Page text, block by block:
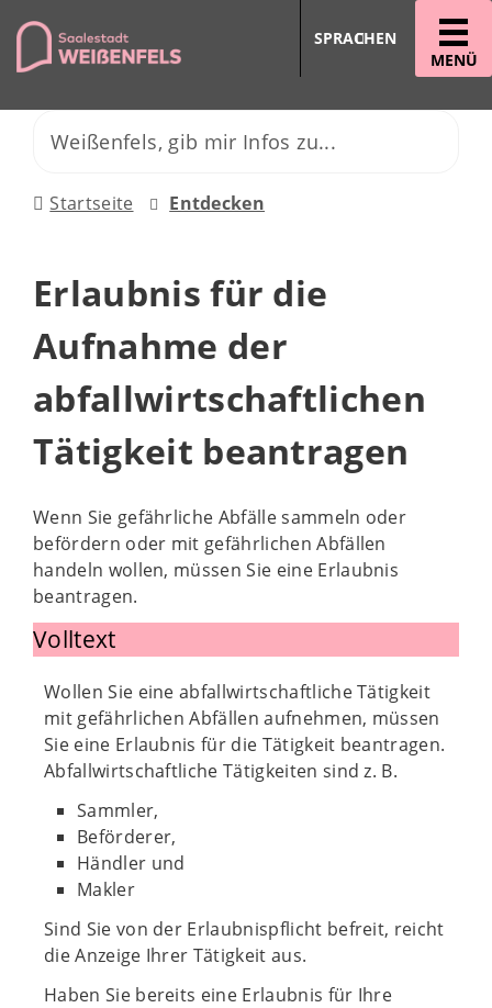
MENÜ
SPRACHEN
Startseite Entdecken
Erlaubnis für die
Aufnahme der
abfallwirtschaftlichen
Tätigkeit beantragen
Wenn Sie gefährliche Abfälle sammeln oder
befördern oder mit gefährlichen Abfällen
handeln wollen, müssen Sie eine Erlaubnis
beantragen.
Volltext
Wollen Sie eine abfallwirtschaftliche Tätigkeit
mit gefährlichen Abfällen aufnehmen, müssen
Sie eine Erlaubnis für die Tätigkeit beantragen.
Abfallwirtschaftliche Tätigkeiten sind z. B.
Sammler,
Beförderer,
Händler und
Makler
Sind Sie von der Erlaubnispflicht befreit, reicht
die Anzeige Ihrer Tätigkeit aus.
Haben Sie bereits eine Erlaubnis für Ihre